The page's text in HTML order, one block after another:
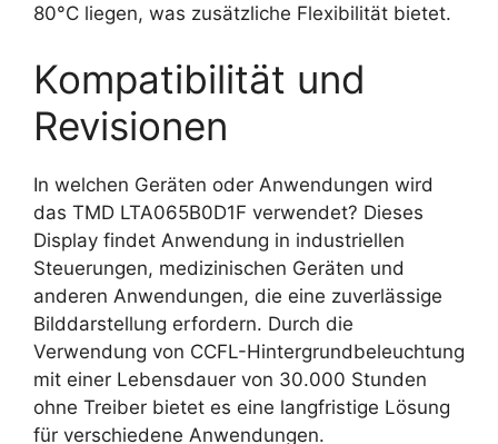
80°C liegen, was zusätzliche Flexibilität bietet.
Kompatibilität und
Revisionen
In welchen Geräten oder Anwendungen wird
das TMD LTA065B0D1F verwendet? Dieses
Display findet Anwendung in industriellen
Steuerungen, medizinischen Geräten und
anderen Anwendungen, die eine zuverlässige
Bilddarstellung erfordern. Durch die
Verwendung von CCFL-Hintergrundbeleuchtung
mit einer Lebensdauer von 30.000 Stunden
ohne Treiber bietet es eine langfristige Lösung
für verschiedene Anwendungen.